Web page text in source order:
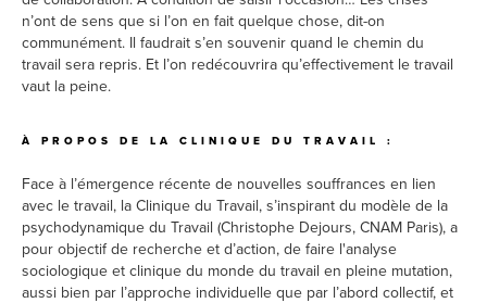
n’ont de sens que si l’on en fait quelque chose, dit-on
communément. Il faudrait s’en souvenir quand le chemin du
travail sera repris. Et l’on redécouvrira qu’effectivement le travail
vaut la peine.
À PROPOS DE LA CLINIQUE DU TRAVAIL :
Face à l’émergence récente de nouvelles souffrances en lien
avec le travail, la Clinique du Travail, s’inspirant du modèle de la
psychodynamique du Travail (Christophe Dejours, CNAM Paris), a
pour objectif de recherche et d’action, de faire l'analyse
sociologique et clinique du monde du travail en pleine mutation,
aussi bien par l’approche individuelle que par l’abord collectif, et